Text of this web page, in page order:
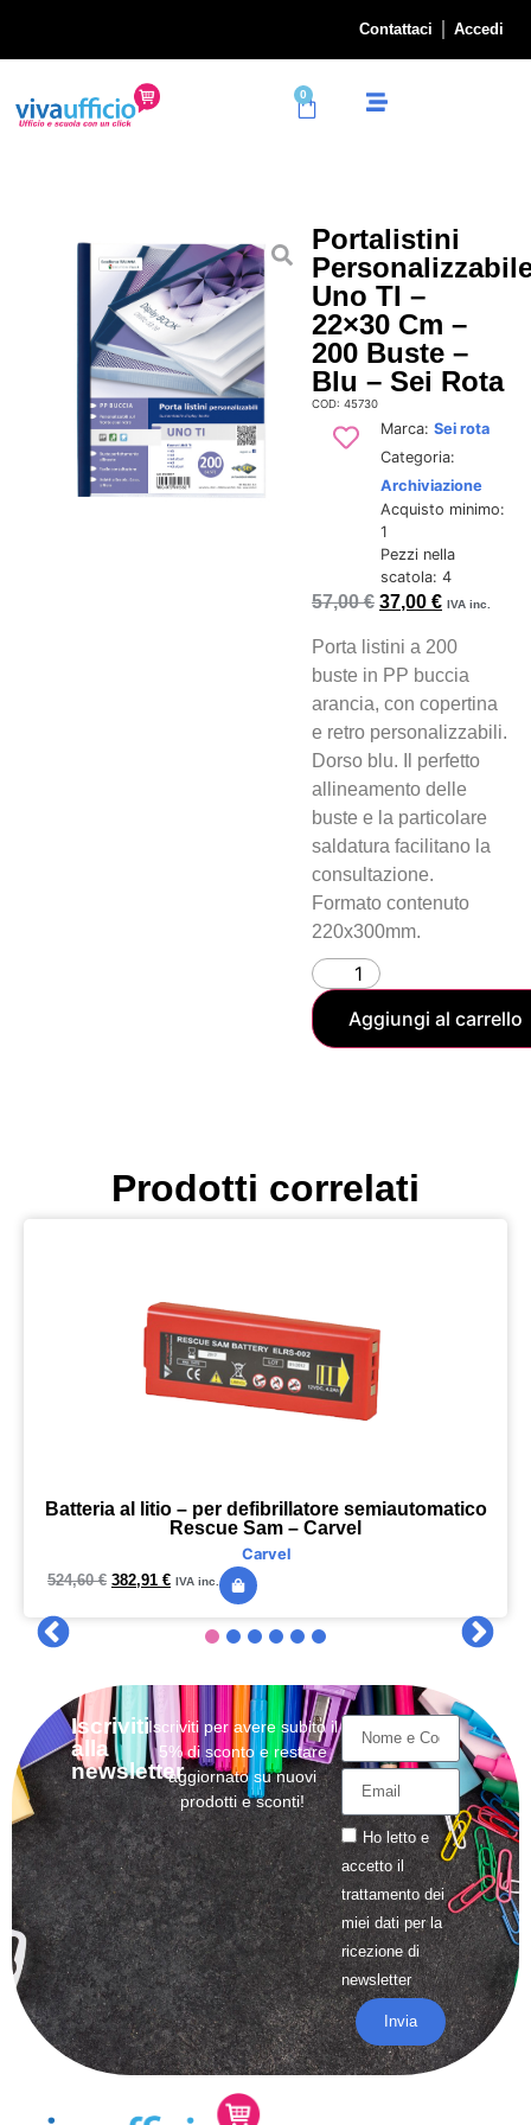
Contattaci Accedi
0
Portalistini
Uno TI –
22×30 Cm –
200 Buste –
Blu – Sei Rota
COD: 45730
Marca: Sei rota
Categoria:
Archiviazione
Acquisto minimo:
1
Pezzi nella
scatola: 4
57,00€ 37,00€ IVA inc.
Porta listini a 200
buste in PP buccia
arancia, con copertina
e retro personalizzabili.
Dorso blu. Il perfetto
allineamento delle
buste e la particolare
saldatura facilitano la
consultazione.
Formato contenuto
220x300mm.
Aggiungi al carrello
Prodotti correlati
Batteria al litio – per defibrillatore semiautomatico
Rescue Sam – Carvel
Carvel
524,60€ 382,91 € IVA inc.
Iscriviti
alla
newsletter
Iscriviti per avere subito il
5% di sconto e restare
aggiornato su nuovi
prodotti e sconti!
Ho letto e
accetto il
trattamentodei
miei dati per la
ricezione di
newsletter
Invia